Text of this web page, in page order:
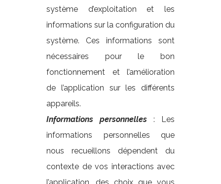
système d’exploitation et les
informations sur la configuration du
système. Ces informations sont
nécessaires pour le bon
fonctionnement et l’amélioration
de l’application sur les différents
appareils.
Informations personnelles : Les
informations personnelles que
nous recueillons dépendent du
contexte de vos interactions avec